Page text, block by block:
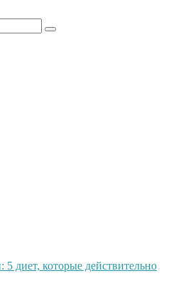
5 диет, которые действительно